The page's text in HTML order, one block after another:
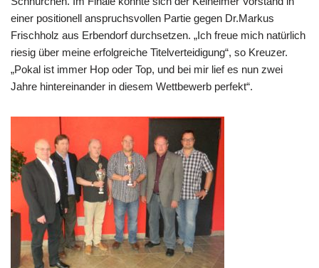
einer positionell anspruchsvollen Partie gegen Dr.Markus
Frischholz aus Erbendorf durchsetzen. „Ich freue mich natürlich
riesig über meine erfolgreiche Titelverteidigung“, so Kreuzer.
„Pokal ist immer Hop oder Top, und bei mir lief es nun zwei
Jahre hintereinander in diesem Wettbewerb perfekt“.